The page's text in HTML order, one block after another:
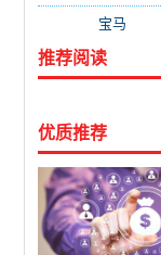
宝马
推荐阅读
优质推荐